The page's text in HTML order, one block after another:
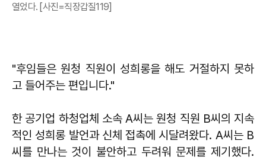
열었다. [사진=직장갑질119]
"후임들은 원청 직원이 성희롱을 해도 거절하지 못하
고 들어주는 편입니다."
한 공기업 하청업체 소속 A씨는 원청 직원 B씨의 지속
적인 성희롱 발언과 신체 접촉에 시달려왔다. A씨는 B
씨를 만나는 것이 불안하고 두려워 문제를 제기했다.